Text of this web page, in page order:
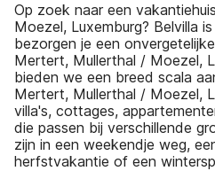
Op zoek naar een
Moezel, Luxemburg? Belvilla
bezorgen je een
Mertert, Mullerthal / Moezel,
bieden we een breed scala
Mertert, Mullerthal / Moezel,
villa's, cottages,
die passen bij verschillende
zijn in een weekendje weg,
herfstvakantie of een